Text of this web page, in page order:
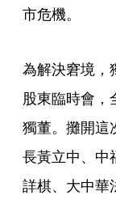
市危機。
為解決窘境，
股東臨時會，
獨董。攤開這
長黃立中、中
詳棋、大中華